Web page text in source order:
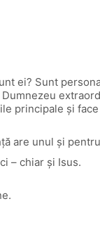
ei? Sunt
și
are unul și
– chiar și Isus.